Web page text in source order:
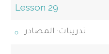
Lesson 29
تدريبات: المصادر